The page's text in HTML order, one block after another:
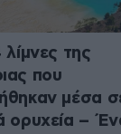
λίμνες της
που
μέσα
ορυχεία –